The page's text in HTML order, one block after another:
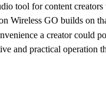
tool for content
Wireless GO builds on
a creator could
and practical operation